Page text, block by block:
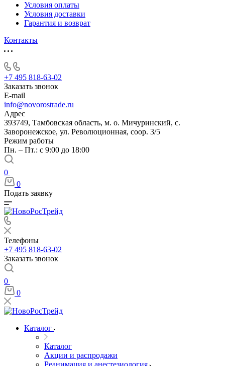
Условия оплаты
Условия доставки
Гарантия и возврат
Контакты
+7 495 818-63-02
Заказать звонок
E-mail
info@novorostrade.ru
Адрес
393749, Тамбовская область, м. о. Мичуринский, с.
Заворонежское, ул. Революционная, соор. 3/5
Режим работы
Пн. – Пт.: с 9:00 до 18:00
0
0
Подать заявку
Телефоны
+7 495 818-63-02
Заказать звонок
0
0
Каталог
Каталог
Акции и распродажи
Реанимация и анестезиология